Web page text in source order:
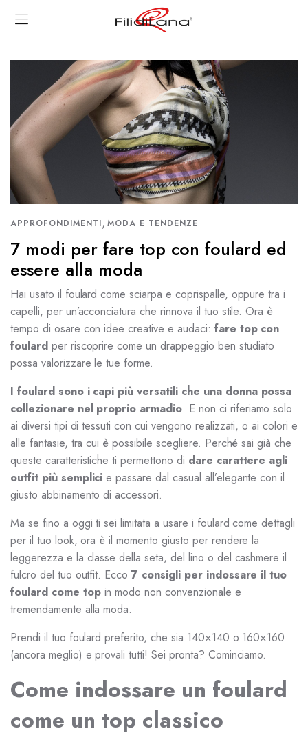
APPROFONDIMENTI, MODA E TENDENZE
7 modi per fare top con foulard ed
essere alla moda
Hai usato il foulard come sciarpa e coprispalle, oppure tra i
capelli, per un’acconciatura che rinnova il tuo stile. Ora è
tempo di osare con idee creative e audaci: fare top con
foulard per riscoprire come un drappeggio ben studiato
possa valorizzare le tue forme.
I foulard sono i capi più versatili che una donna possa
collezionare nel proprio armadio. E non ci riferiamo solo
ai diversi tipi di tessuti con cui vengono realizzati, o ai colori e
alle fantasie, tra cui è possibile scegliere. Perché sai già che
queste caratteristiche ti permettono di dare carattere agli
outfit più semplici e passare dal casual all’elegante con il
giusto abbinamento di accessori.
Ma se fino a oggi ti sei limitata a usare i foulard come dettagli
per il tuo look, ora è il momento giusto per rendere la
leggerezza e la classe della seta, del lino o del cashmere il
fulcro del tuo outfit. Ecco7 consigli per indossare il tuo
foulard come topin modo non convenzionale e
tremendamente alla moda.
Prendi il tuo foulard preferito, che sia 140×140 o 160×160
(ancora meglio) e provali tutti! Sei pronta? Cominciamo.
Come indossare un foulard
come un top classico